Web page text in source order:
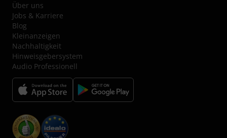
Über uns
Jobs & Karriere
Blog
Kleinanzeigen
Nachhaltigkeit
Hinweisgebersystem
Audio Professionell